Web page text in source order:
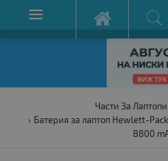

Части За Лаптопи
Батерия за лаптоп Hewlett-
8800